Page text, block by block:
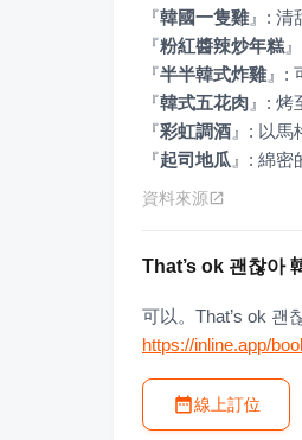
『韓國一隻雞』
『粉紅醬辣炒年糕 』
『半半韓式炸雞』
『韓式五花肉 』
『彩虹調酒 』
『起司地瓜 』 : 綿密
資料來源
That’s ok 괜찮아
可以。That’s ok 괜
https://inline.app/
線上訂位